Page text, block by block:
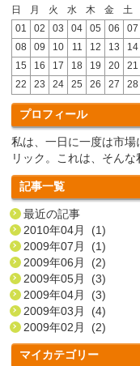
日 月 火 水 木 金
土
01
02 03 04 05 06
07
08
09 10 11 12 13
14
15
16 17 18 19 20
21
22
23 24 25 26 27 28
プロフィール
私は、一日に一度は市
リック。これは、そんな
記事一覧
最近の記事
2010年04月 (1)
2009年07月 (1)
2009年06月 (2)
2009年05月 (3)
2009年04月 (3)
2009年03月 (4)
2009年02月 (2)
マイカテゴリー